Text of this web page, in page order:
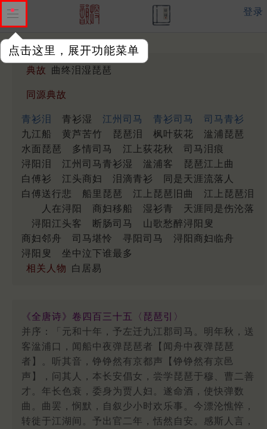
点击这里，展开功能菜单
登录
典故 曲终泪湿琵琶
同源典故
青衫泪 青衫湿 江州司马 青衫司马
司马青衫
九江船
黄芦苦竹 琵琶泪 枫叶荻花
湓浦琵琶
水面琵琶
多情司马 江上荻花秋
司马泪痕
浔阳泪
江州司马青衫湿 湓浦客
琵琶江上曲
白傅衫
江头商妇 泪滴青衫
同是天涯流落人
白傅送行悲
船里琵琶 江上琵琶旧曲
江上琵琶泪
人在浔阳
商妇移船 湿衫青
天涯同是伤沦落
浔阳江头客
断肠司马
山歌愁醉浔阳叟
商妇邻舟
司马堪怜 寻阳司马
浔阳商妇临舟
浔阳叟
坐中泣下谁最多
相关人物
白居易
《全唐诗》卷四百三十五〈琵琶引〉
并序：「元和十年，予左迁九江郡司马。明年秋，送
客湓浦口，闻船中夜弹琵琶者【闻舟中夜弹琵琶
者】。听其音，铮铮然有京都声【铮铮然有京邑
声】，问其人，本长安倡女，尝学琵琶于穆、曹二善
才。年长色衰，委身为贾人妇。遂命酒，使快弹数
曲。曲罢，悯默，自叙少小时欢乐事。今漂沦憔悴，
转徙于江湖间。予出官二年，恬然自安。感斯人言，